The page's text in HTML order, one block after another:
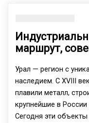
маршрут,
Урал — регион с
наследием. С XVIII
плавили металл,
крупнейшие в
Сегодня эти